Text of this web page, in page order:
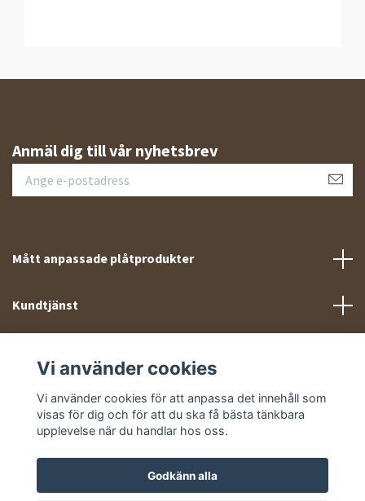
Anmäl dig till vår nyhetsbrev
Mått anpassade plåtprodukter
Kundtjänst
Sociala medier
Vi använder cookies
Vi använder cookies för att anpassa det innehåll som
visas för dig och för att du ska få bästa tänkbara
upplevelse när du handlar hos oss.
Godkänn alla